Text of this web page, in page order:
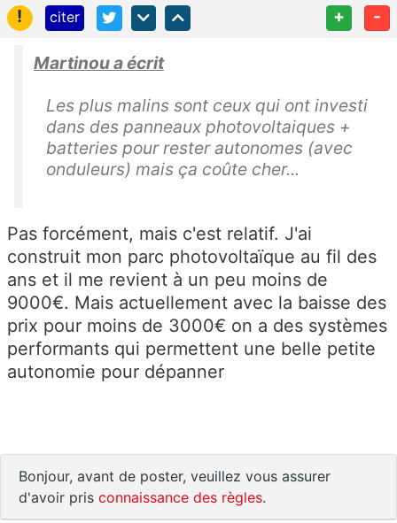
!
citer + -
Martinou a écrit
Les plus malins sont ceux qui ont investi
dans des panneaux photovoltaiques +
batteries pour rester autonomes (avec
onduleurs) mais ça coûte cher...
Pas forcément, mais c'est relatif. J'ai
construit mon parc photovoltaïque au fil des
ans et il me revient à un peu moins de
9000€. Mais actuellement avec la baisse des
prix pour moins de 3000€ on a des systèmes
performants qui permettent une belle petite
autonomie pour dépanner
Bonjour, avant de poster, veuillez vous assurer
d'avoir pris connaissance des règles.